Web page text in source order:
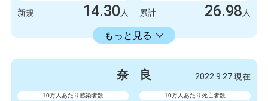
新規 14.30 人 累計 26.98 人
もっと見る
14336.11人
人 新規
132327 249
奈 良 2022.9.27 現在
10万人あたり感染者数 10万人あたり死亡者数